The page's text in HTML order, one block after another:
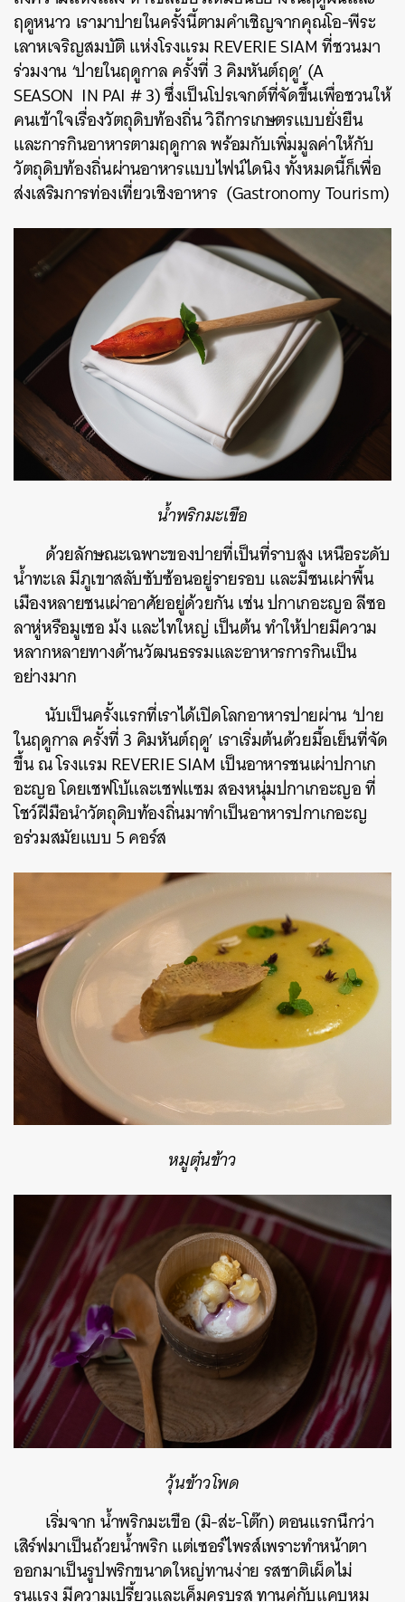
ฤดูหนาว เรามาปายในครั้งนี้ตามคำเชิญจากคุณโอ-พีระ
เลาหเจริญสมบัติ แห่งโรงแรม REVERIE SIAM ที่ชวนมา
ร่วมงาน ‘ปายในฤดูกาล ครั้งที่ 3 คิมหันต์ฤดู’ (A
SEASON IN PAI # 3) ซึ่งเป็นโปรเจกต์ที่จัดขึ้นเพื่อชวนให้
คนเข้าใจเรื่องวัตถุดิบท้องถิ่น วิถีการเกษตรแบบยั่งยืน
และการกินอาหารตามฤดูกาล พร้อมกับเพิ่มมูลค่าให้กับ
วัตถุดิบท้องถิ่นผ่านอาหารแบบไฟน์ไดนิง ทั้งหมดนี้ก็เพื่อ
ส่งเสริมการท่องเที่ยวเชิงอาหาร (Gastronomy Tourism)
น้ำพริกมะเขือ
ด้วยลักษณะเฉพาะของปายที่เป็นที่ราบสูง เหนือระดับ
น้ำทะเล มีภูเขาสลับซับซ้อนอยู่รายรอบ และมีชนเผ่าพื้น
เมืองหลายชนเผ่าอาศัยอยู่ด้วยกัน เช่น ปกาเกอะญอ ลีซอ
ลาหู่หรือมูเซอ ม้ง และไทใหญ่ เป็นต้น ทำให้ปายมีความ
หลากหลายทางด้านวัฒนธรรมและอาหารการกินเป็น
อย่างมาก
นับเป็นครั้งแรกที่เราได้เปิดโลกอาหารปายผ่าน ‘ปาย
ในฤดูกาล ครั้งที่ 3 คิมหันต์ฤดู’ เราเริ่มต้นด้วยมื้อเย็นที่จัด
ขึ้น ณ โรงแรม REVERIE SIAM เป็นอาหารชนเผ่าปกาเก
อะญอ โดยเชฟโบ้และเชฟแซม สองหนุ่มปกาเกอะญอ ที่
โชว์ฝีมือนำวัตถุดิบท้องถิ่นมาทำเป็นอาหารปกาเกอะญ
อร่วมสมัยแบบ 5 คอร์ส
หมูตุ๋นข้าว
วุ้นข้าวโพด
เริ่มจาก น้ำพริกมะเขือ (มิ-ส่ะ-โต๊ก) ตอนแรกนึกว่า
เสิร์ฟมาเป็นถ้วยน้ำพริก แต่เซอร์ไพรส์เพราะทำหน้าตา
ออกมาเป็นรูปพริกขนาดใหญ่ทานง่าย รสชาติเผ็ดไม่
รุนแรง มีความเปรี้ยวและเค็มครบรส ทานคู่กับแคบหมู